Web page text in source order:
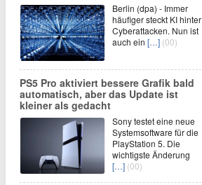
Berlin (dpa) - Immer
häufiger steckt KI hinter
Cyberattacken. Nun ist
auch ein […] (00)
PS5 Pro aktiviert bessere Grafik bald
automatisch, aber das Update ist
kleiner als gedacht
Sony testet eine neue
Systemsoftware für die
PlayStation 5. Die
wichtigste Änderung
[…] (00)